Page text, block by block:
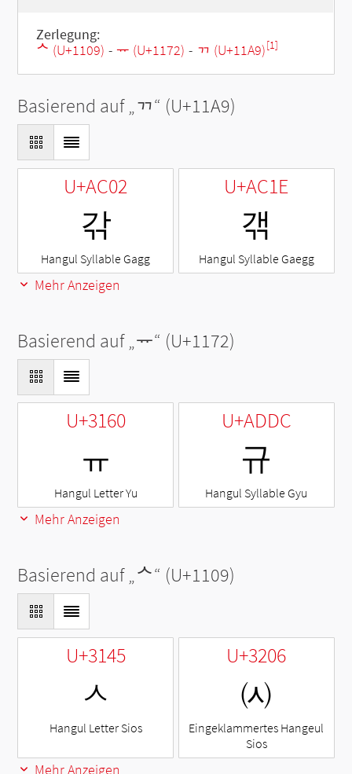
Zerlegung:
ᄉ (U+1109) - ᅲ (U+1172) - ᆩ (U+11A9)[1]
Basierend auf „ᆩ“ (U+11A9)
U+AC02
갂
Hangul Syllable Gagg
U+AC1E
갞
Hangul Syllable Gaegg
Mehr Anzeigen
Basierend auf „ᅲ“ (U+1172)
U+3160
ㅠ
Hangul Letter Yu
U+ADDC
규
Hangul Syllable Gyu
Mehr Anzeigen
Basierend auf „ᄉ“ (U+1109)
U+3145
ㅅ
Hangul Letter Sios
U+3206
㈆
Eingeklammertes Hangeul
Sios
Mehr Anzeigen